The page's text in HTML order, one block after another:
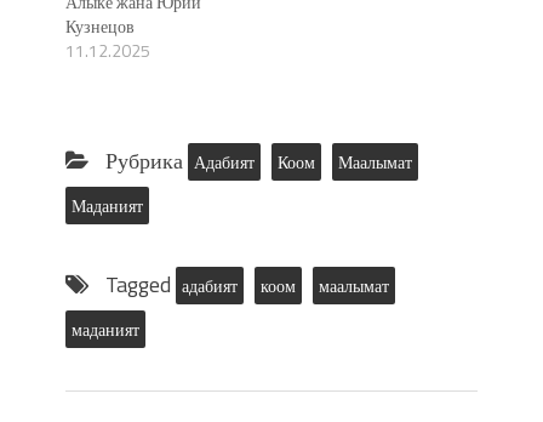
Кузнецов
11.12.2025
Рубрика Адабият Коом
Маалымат
Маданият
Tagged адабият коом
маалымат
маданият